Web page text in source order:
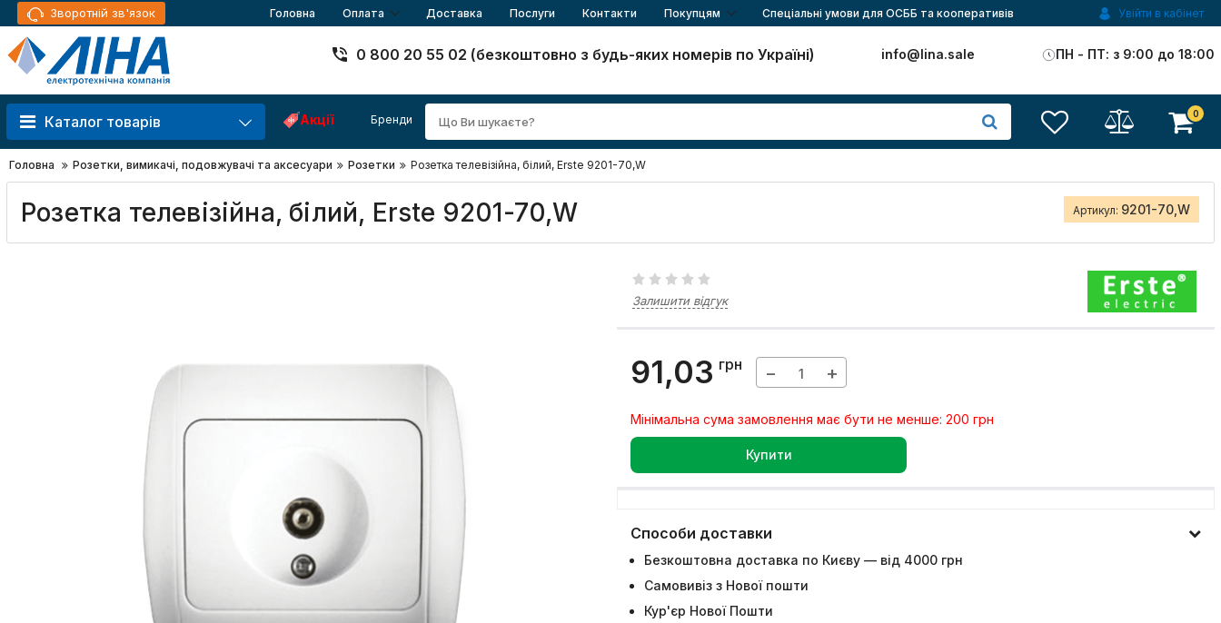
Зворотній зв'язок Головна Оплата Доставка Послуги Контакти Покупцям Спеціальні умови для ОСББ та кооперативів Увійти в кабінет
0 800 20 55 02 (безкоштовно з будь-яких номерів по Україні) info@lina.sale ПН - ПТ: з 9:00 до 18:00
Каталог товарів Акції Бренди 0
Головна Розетки, вимикачі, подовжувачі та аксесуари Розетки Розетка телевізійна, білий, Erste 9201-70,W
Розетка телевізійна, білий, Erste 9201-70,W Артикул: 9201-70,W
Залишити відгук
91,03 грн − +
Мінімальна сума замовлення має бути не менше: 200 грн
Купити
Способи доставки
Безкоштовна доставка по Києву — від 4000 грн
Самовивіз з Нової пошти
Кур'єр Нової Пошти